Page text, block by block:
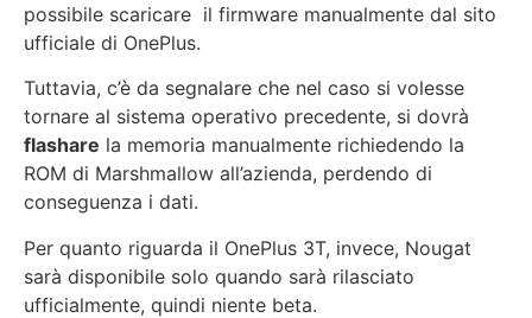
possibile scaricare il firmware manualmente dal sito
ufficiale di OnePlus.
Tuttavia, c’è da segnalare che nel caso si volesse
tornare al sistema operativo precedente, si dovrà
flashare la memoria manualmente richiedendo la
ROM di Marshmallow all’azienda, perdendo di
conseguenza i dati.
Per quanto riguarda il OnePlus 3T, invece, Nougat
sarà disponibile solo quando sarà rilasciato
ufficialmente, quindi niente beta.